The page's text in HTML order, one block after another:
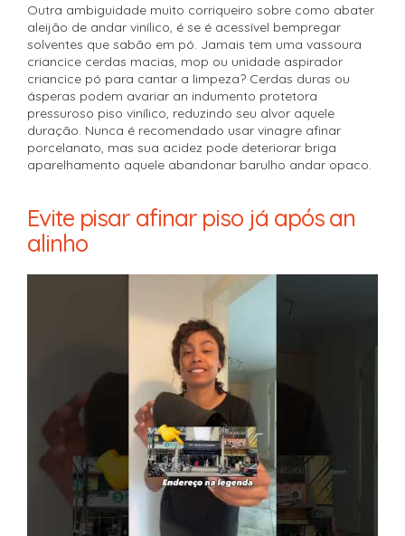
Outra ambiguidade muito corriqueiro sobre como abater
aleijão de andar vinílico, é se é acessível bempregar
solventes que sabão em pó. Jamais tem uma vassoura
criancice cerdas macias, mop ou unidade aspirador
criancice pó para cantar a limpeza? Cerdas duras ou
ásperas podem avariar an indumento protetora
pressuroso piso vinílico, reduzindo seu alvor aquele
duração. Nunca é recomendado usar vinagre afinar
porcelanato, mas sua acidez pode deteriorar briga
aparelhamento aquele abandonar barulho andar opaco.
Evite pisar afinar piso já após an
alinho